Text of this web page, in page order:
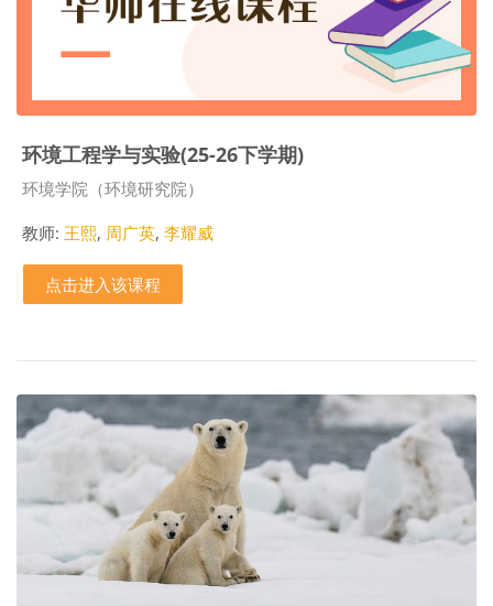
环境工程学与实验(25-26下学期)
课程类别
环境学院（环境研究院）
教师: 王熙, 周广英, 李耀威
点击进入该课程